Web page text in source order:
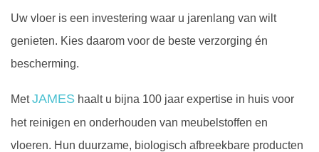
Uw vloer is een investering waar u jarenlang van wilt
genieten. Kies daarom voor de beste verzorging én
bescherming.
MetJAMES haalt u bijna 100 jaar expertise in huis voor
het reinigen en onderhouden van meubelstoffen en
vloeren. Hun duurzame, biologisch afbreekbare producten